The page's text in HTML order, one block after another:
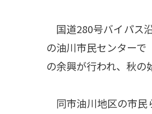
国道280号バイパス
の油川市民センター
の余興が行われ、秋の
同市油川地区の市民